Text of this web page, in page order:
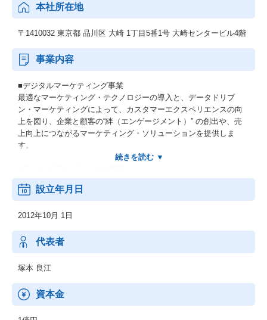
本社所在地
〒1410032 東京都 品川区 大崎 1丁目5番1号 大崎センタービル4階
事業内容
■デジタルマーケティング事業
最適なマーケティング・テクノロジーの導入と、データドリブ
ン・マーケティングによって、カスタマーエクスペリエンスの向
上を図り、企業と顧客の“絆（エンゲージメント）” の創出や、売
上向上につながるマーケティング・ソリューションを提供しま
す。
あらゆるデータの収集・統合・管理から、解析・可視化/共有・予
測/検知まで、データ活用のすべてをワンプラットフォームで実現
また専門コンサルタントが、マーケティングの目的にあわせて、
多面的なデータから顧客インサイトを分析し、クライアントのビ
ジネスをサポートします。
■ビジネスメッセージ・サービス事業
イン接客ツール「ビデオトーク」や電子帳票ソリューション「ナ
ビエクスプレス」などを提供しております。
設立年月日
2012年10月 1日
代表者
塚本 良江
資本金